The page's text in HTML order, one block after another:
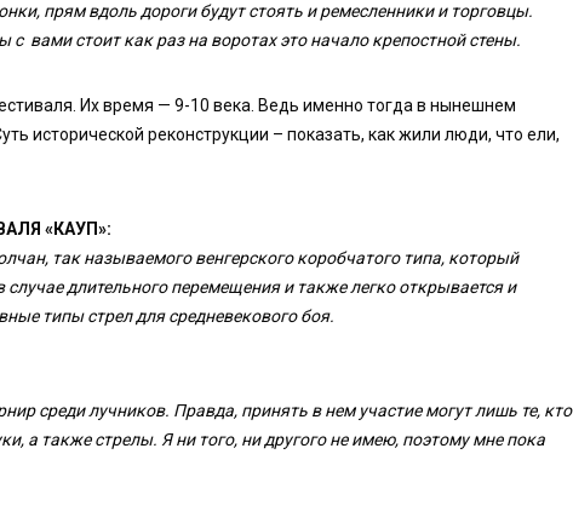
прям вдоль дороги будут стоять и ремесленники и торговцы.
вами стоит как раз на воротах это начало крепостной стены.
Их время — 9-10 века. Ведь именно тогда в нынешнем
исторической реконструкции – показать, как жили люди, что ели,
«КАУП»:
так называемого венгерского коробчатого типа, который
длительного перемещения и также легко открывается и
типы стрел для средневекового боя.
среди лучников. Правда, принять в нем участие могут лишь те, кто
а также стрелы. Я ни того, ни другого не имею, поэтому мне пока